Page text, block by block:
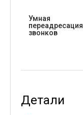
Умная
переадресация
звонков
звонков
Детали